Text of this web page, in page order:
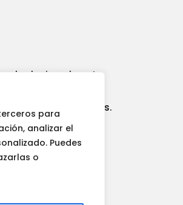
para
analizar el
Puedes
o
el primer boceto
3D, hasta la
que necesites.